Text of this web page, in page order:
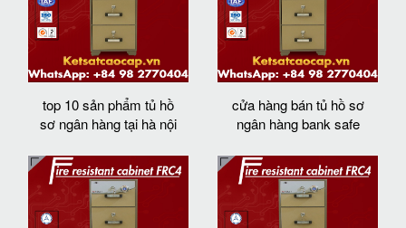
top 10 sản phẩm tủ hồ
sơ ngân hàng tại hà nội
cửa hàng bán tủ hồ sơ
ngân hàng bank safe